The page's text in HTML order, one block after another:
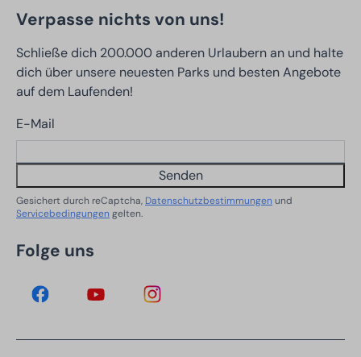
Verpasse nichts von uns!
Schließe dich 200.000 anderen Urlaubern an und halte
dich über unsere neuesten Parks und besten Angebote
auf dem Laufenden!
E-Mail
Senden
Gesichert durch reCaptcha, Datenschutzbestimmungen und
Servicebedingungen gelten.
Folge uns